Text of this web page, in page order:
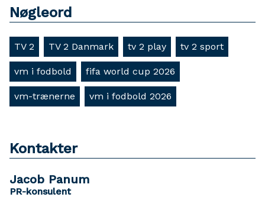
Nøgleord
TV 2 TV 2 Danmark tv 2 play tv 2 sport
vm i fodbold fifa world cup 2026
vm-trænerne vm i fodbold 2026
Kontakter
Jacob Panum
PR-konsulent